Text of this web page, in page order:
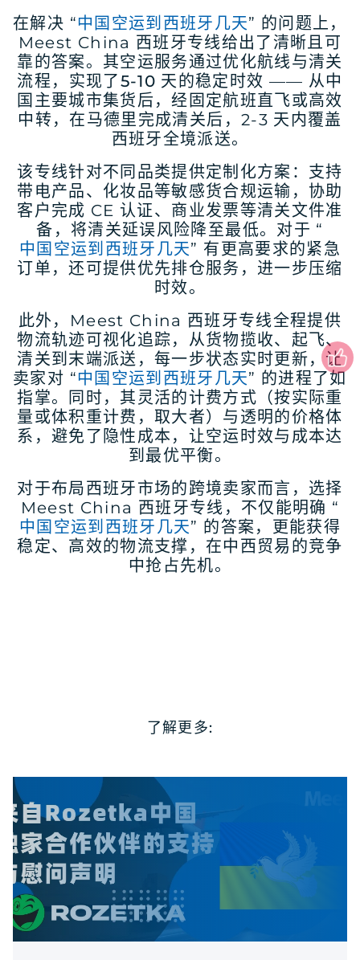
在解决 “中国空运到西班牙几天” 的问题上，
Meest China 西班牙专线给出了清晰且可
靠的答案。其空运服务通过优化航线与清关
流程，实现了5-10 天的稳定时效 —— 从中
国主要城市集货后，经固定航班直飞或高效
中转，在马德里完成清关后，2-3 天内覆盖
西班牙全境派送。
该专线针对不同品类提供定制化方案：支持
带电产品、化妆品等敏感货合规运输，协助
客户完成 CE 认证、商业发票等清关文件准
备，将清关延误风险降至最低。对于 “
中国空运到西班牙几天” 有更高要求的紧急
订单，还可提供优先排仓服务，进一步压缩
时效。
此外，Meest China 西班牙专线全程提供
物流轨迹可视化追踪，从货物揽收、起飞、
清关到末端派送，每一步状态实时更新，让
卖家对 “中国空运到西班牙几天” 的进程了如
指掌。同时，其灵活的计费方式（按实际重
量或体积重计费，取大者）与透明的价格体
系，避免了隐性成本，让空运时效与成本达
到最优平衡。
对于布局西班牙市场的跨境卖家而言，选择
Meest China 西班牙专线，不仅能明确 “
中国空运到西班牙几天” 的答案，更能获得
稳定、高效的物流支撑，在中西贸易的竞争
中抢占先机。
了解更多: